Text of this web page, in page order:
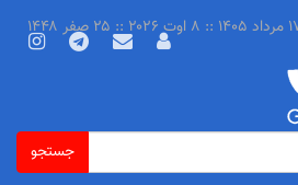
جستجو
:: ۲۵ صفر ۱۴۴۸